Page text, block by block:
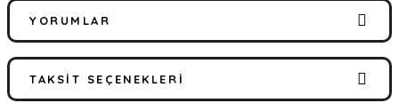
YORUMLAR
Bu ürüne ilk yorumu siz yapın!
TAKSIT SEÇENEKLERI